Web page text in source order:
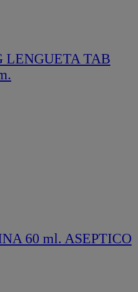
LENGUETA TAB
60 ml. ASEPTICO